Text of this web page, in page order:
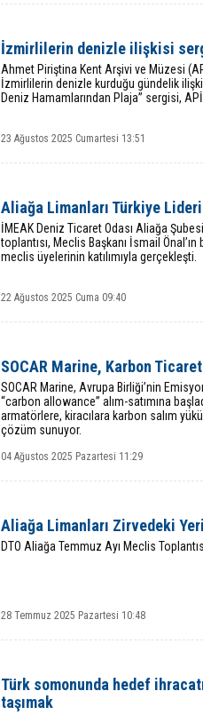
İzmirlilerin denizle ilişkisi
Ahmet Piriştina Kent Arşivi ve Müzesi
İzmirlilerin denizle kurduğu gündelik
Deniz Hamamlarından Plaja” sergisi,
23 Ağustos 2025 Cumartesi 13:51
Aliağa Limanları Türkiye Lideri
İMEAK Deniz Ticaret Odası Aliağa
toplantısı, Meclis Başkanı İsmail
meclis üyelerinin katılımıyla gerçekleşti.
22 Ağustos 2025 Cuma 09:40
SOCAR Marine, Karbon
SOCAR Marine, Avrupa Birliği’nin
“carbon allowance” alım-satımına
armatörlere, kiracılara karbon salım
çözüm sunuyor.
04 Ağustos 2025 Pazartesi 11:29
Aliağa Limanları Zirvedeki
DTO Aliağa Temmuz Ayı Meclis
28 Temmuz 2025 Pazartesi 10:48
Türk somonunda hedef
taşımak